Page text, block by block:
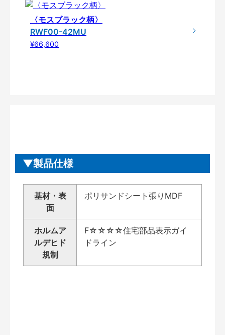
〈モスブラック柄〉
RWF00-42MU
¥66,600
製品仕様
基材・表
面
ポリサンドシート張りMDF
ホルムア
ルデヒド
規制
F☆☆☆☆住宅部品表示ガイ
ドライン